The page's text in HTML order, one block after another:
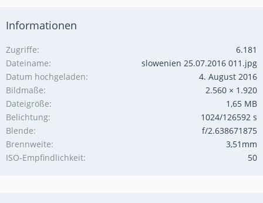
Informationen
Zugriffe
6.181
Dateiname
slowenien 25.07.2016 011.jpg
Datum hochgeladen
4. August 2016
Bildmaße
2.560 × 1.920
Dateigröße
1,65 MB
Belichtung
1024/126592 s
Blende
f/2.638671875
Brennweite
3,51mm
ISO-Empfindlichkeit
50